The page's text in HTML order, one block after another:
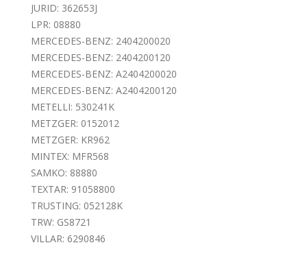
JURID: 362653J
LPR: 08880
MERCEDES-BENZ: 2404200020
MERCEDES-BENZ: 2404200120
MERCEDES-BENZ: A2404200020
MERCEDES-BENZ: A2404200120
METELLI: 530241K
METZGER: 0152012
METZGER: KR962
MINTEX: MFR568
SAMKO: 88880
TEXTAR: 91058800
TRUSTING: 052128K
TRW: GS8721
VILLAR: 6290846